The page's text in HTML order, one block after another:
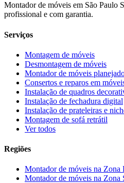
Montador de móveis em São Paulo
profissional e com garantia.
Serviços
Montagem de móveis
Desmontagem de móveis
Montador de móveis
Consertos e reparos em
Instalação de quadros
Instalação de fechadura digital
Instalação de prateleiras e
Montagem de sofá retrátil
Ver todos
Regiões
Montador de móveis na Zona
Montador de móveis na Zona